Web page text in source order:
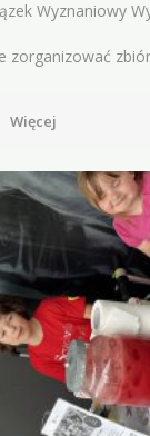
Wyznaniowy
zorganizować
Więcej